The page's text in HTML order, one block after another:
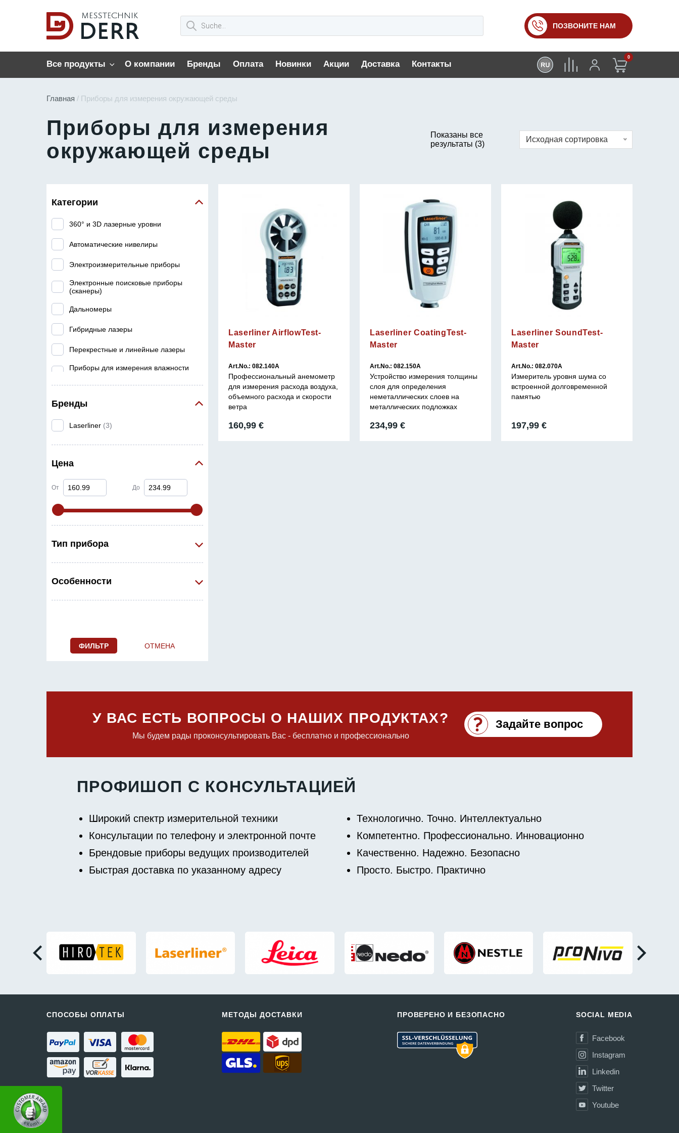
ПОЗВОНИТЕ НАМ
Все продукты О компании Бренды Оплата Новинки Акции Доставка Контакты
0
Главная / Приборы для измерения окружающей среды
Приборы для измерения
окружающей среды
Показаны все
результаты (3)
Исходная сортировка
ФИЛЬТР ОТМЕНА
Категории
360° и 3D лазерные уровни
Автоматические нивелиры
Электроизмерительные приборы
Электронные поисковые приборы
(сканеры)
Дальномеры
Гибридные лазеры
Перекрестные и линейные лазеры
Приборы для измерения влажности
среды
Эндоскопы для видеоконтроля
Аксессуары для лазерных и нивелиров
Новинки
Акции
Бестселлеры
Бренды
Laserliner (3)
Цена
От До
Тип прибора
Особенности
Laserliner AirflowTest-
Master
Art.No.: 082.140A
Профессиональный анемометр
для измерения расхода воздуха,
объемного расхода и скорости
ветра
160,99 €
Laserliner CoatingTest-
Master
Art.No.: 082.150A
Устройство измерения толщины
слоя для определения
неметаллических слоев на
металлических подложках
234,99 €
Laserliner SoundTest-
Master
Art.No.: 082.070A
Измеритель уровня шума со
встроенной долговременной
памятью
197,99 €
У ВАС ЕСТЬ ВОПРОСЫ О НАШИХ ПРОДУКТАХ?
Мы будем рады проконсультировать Вас - бесплатно и профессионально
Задайте вопрос
ПРОФИШОП С КОНСУЛЬТАЦИЕЙ
Широкий спектр измерительной техники
Консультации по телефону и электронной почте
Брендовые приборы ведущих производителей
Быстрая доставка по указанному адресу
Технологично. Точно. Интеллектуально
Компетентно. Профессионально. Инновационно
Качественно. Надежно. Безопасно
Просто. Быстро. Практично
СПОСОБЫ ОПЛАТЫ МЕТОДЫ ДОСТАВКИ ПРОВЕРЕНО И БЕЗОПАСНО SOCIAL MEDIA
Facebook
Instagram
Linkedin
Twitter
Youtube